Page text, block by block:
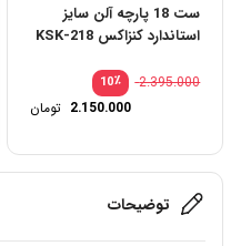
ست 18 پارچه آلن سایز
استاندارد کنزاکس KSK-218
٪10
2.395.000
2.150.000 تومان
توضیحات